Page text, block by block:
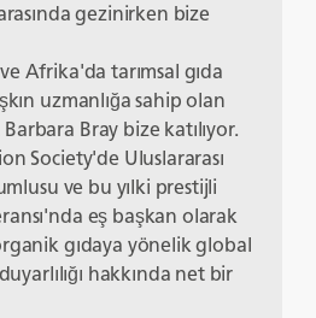
gezinirken bize
Afrika'da tarımsal gıda
uzmanlığa sahip olan
Bray bize katılıyor.
Society'de Uluslararası
ve bu yılki prestijli
eş başkan olarak
gıdaya yönelik global
hakkında net bir